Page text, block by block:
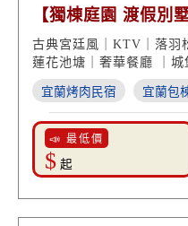
【獨棟庭園 渡假別
樂】
古典宮廷風｜KTV｜落羽
蓮花池塘｜奢華餐廳 ｜城
｜宜蘭民宿推薦
宜蘭烤肉民宿 宜蘭包
📣 最低價
$ 起